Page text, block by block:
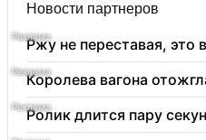
Новости партнеров
Ржу не переставая, это
Королева вагона
Ролик длится пару